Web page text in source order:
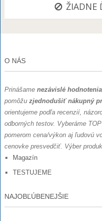
ŽIADNE
O NÁS
Prinášame nezávislé
pomôžu zjednodušiť nákupný
orientujeme podľa recenzií,
odborných testov. Vyberáme
pomerom cena/výkon aj ľudovú
cenovke presvedčiť. Výber
Magazín
TESTUJEME
NAJOBĽÚBENEJŠIE